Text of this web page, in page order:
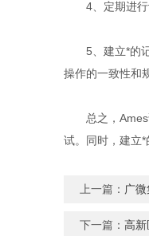
4、定期进行设
5、建立*的记
操作的一致性和
总之，Ames试
试。同时，建立*
上一篇： 广
下一篇： 高新